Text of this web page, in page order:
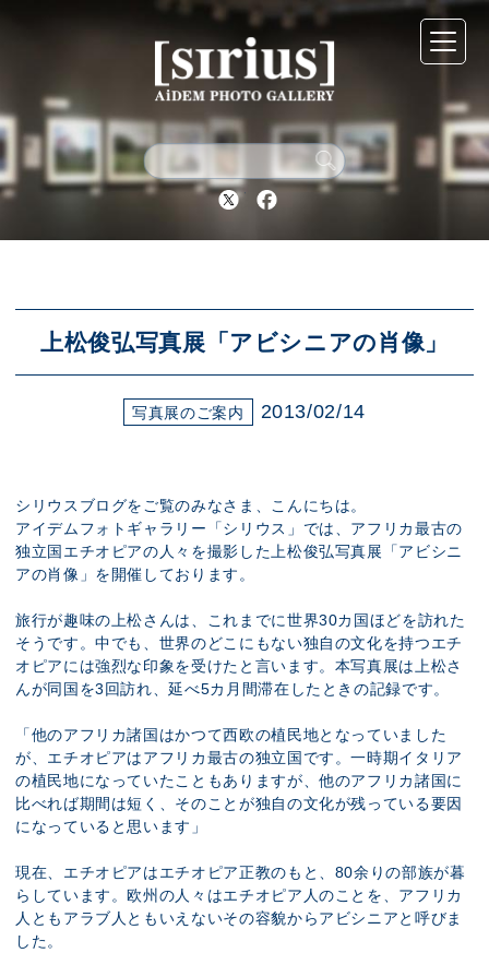
Twitter Facebook
上松俊弘写真展「アビシニアの肖像」
写真展のご案内 2013/02/14
シリウスブログをご覧のみなさま、こんにちは。
アイデムフォトギャラリー「シリウス」では、アフリカ最古の
独立国エチオピアの人々を撮影した上松俊弘写真展「アビシニ
アの肖像」を開催しております。
旅行が趣味の上松さんは、これまでに世界30カ国ほどを訪れた
そうです。中でも、世界のどこにもない独自の文化を持つエチ
オピアには強烈な印象を受けたと言います。本写真展は上松さ
んが同国を3回訪れ、延べ5カ月間滞在したときの記録です。
「他のアフリカ諸国はかつて西欧の植民地となっていました
が、エチオピアはアフリカ最古の独立国です。一時期イタリア
の植民地になっていたこともありますが、他のアフリカ諸国に
比べれば期間は短く、そのことが独自の文化が残っている要因
になっていると思います」
現在、エチオピアはエチオピア正教のもと、80余りの部族が暮
らしています。欧州の人々はエチオピア人のことを、アフリカ
人ともアラブ人ともいえないその容貌からアビシニアと呼びま
した。
シリウスについて
展示スケジュール
アクセス